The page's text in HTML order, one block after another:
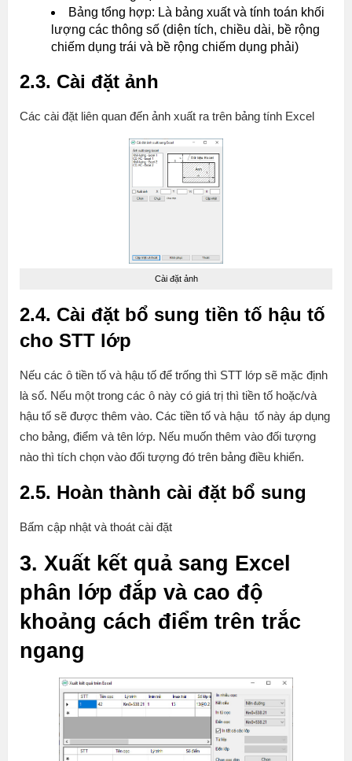
Bảng tổng hợp: Là bảng xuất và tính toán khối
lượng các thông số (diện tích, chiều dài, bề rộng
chiếm dụng trái và bề rộng chiếm dụng phải)
2.3. Cài đặt ảnh
Các cài đặt liên quan đến ảnh xuất ra trên bảng tính Excel
Cài đặt ảnh
2.4. Cài đặt bổ sung tiền tố hậu tố
cho STT lớp
Nếu các ô tiền tố và hậu tố để trống thì STT lớp sẽ mặc định
là số. Nếu một trong các ô này có giá trị thì tiền tố hoặc/và
hậu tố sẽ được thêm vào. Các tiền tố và hậu tố này áp dụng
cho bảng, điểm và tên lớp. Nếu muốn thêm vào đối tượng
nào thì tích chọn vào đối tượng đó trên bảng điều khiển.
2.5. Hoàn thành cài đặt bổ sung
Bấm cập nhật và thoát cài đặt
3. Xuất kết quả sang Excel
phân lớp đắp và cao độ
khoảng cách điểm trên trắc
ngang